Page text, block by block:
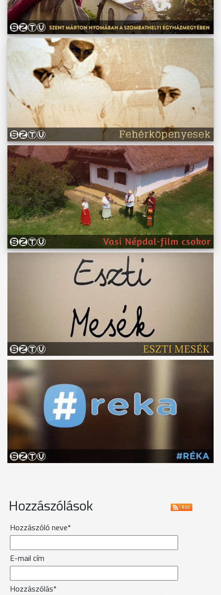
Hozzászólások
Hozzászóló neve*
E-mail cím
Hozzászólás*